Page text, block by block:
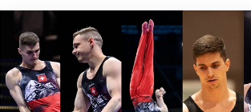
à Zagreb
L'équipe masculine sélectionnée